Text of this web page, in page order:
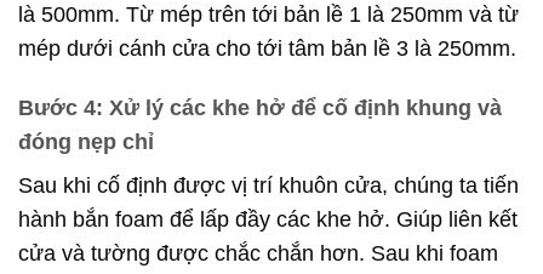
là 500mm. Từ mép trên tới bản lề 1 là 250mm và từ
mép dưới cánh cửa cho tới tâm bản lề 3 là 250mm.
Bước 4: Xử lý các khe hở để cố định khung và
đóng nẹp chỉ
Sau khi cố định được vị trí khuôn cửa, chúng ta tiến
hành bắn foam để lấp đầy các khe hở. Giúp liên kết
cửa và tường được chắc chắn hơn. Sau khi foam